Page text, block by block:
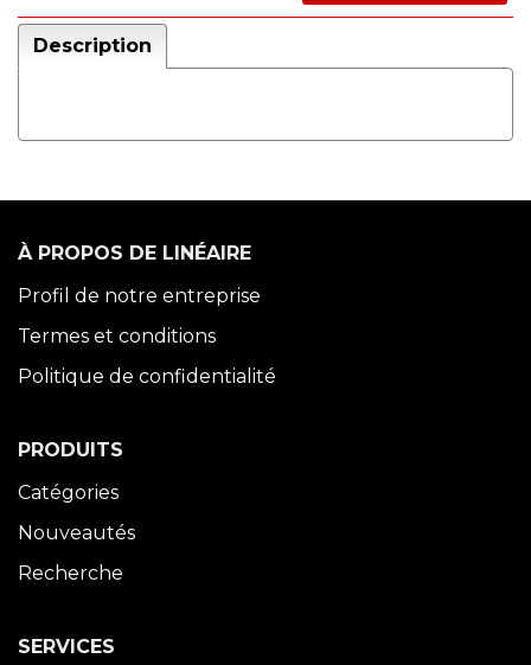
Description
À PROPOS DE LINÉAIRE
Profil de notre entreprise
Termes et conditions
Politique de confidentialité
PRODUITS
Catégories
Nouveautés
Recherche
SERVICES